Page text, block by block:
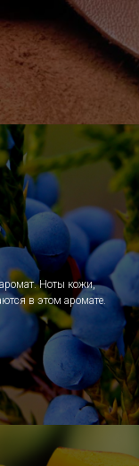
Ноты кожи,
в этом аромате.